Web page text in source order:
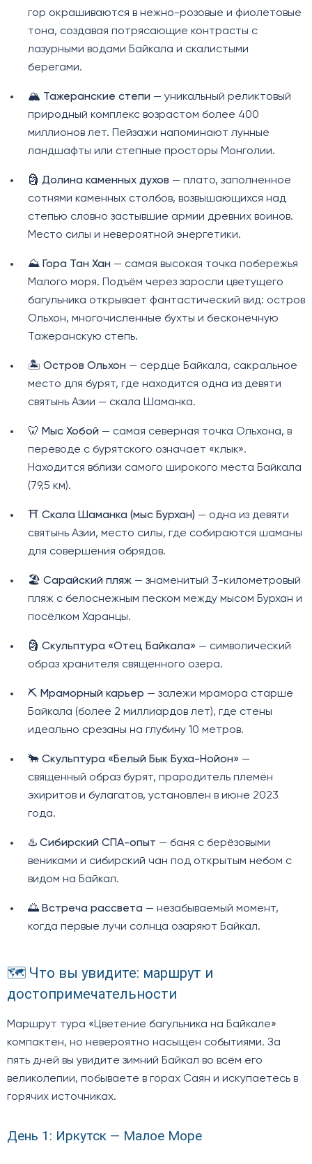
гор окрашиваются в нежно-розовые и фиолетовые
тона, создавая потрясающие контрасты с
лазурными водами Байкала и скалистыми
берегами.
🏔️ Тажеранские степи — уникальный реликтовый
природный комплекс возрастом более 400
миллионов лет. Пейзажи напоминают лунные
ландшафты или степные просторы Монголии.
🗿 Долина каменных духов — плато, заполненное
сотнями каменных столбов, возвышающихся над
степью словно застывшие армии древних воинов.
Место силы и невероятной энергетики.
⛰️ Гора Тан Хан — самая высокая точка побережья
Малого моря. Подъём через заросли цветущего
багульника открывает фантастический вид: остров
Ольхон, многочисленные бухты и бесконечную
Тажеранскую степь.
🏝️ Остров Ольхон — сердце Байкала, сакральное
место для бурят, где находится одна из девяти
святынь Азии — скала Шаманка.
🦷 Мыс Хобой — самая северная точка Ольхона, в
переводе с бурятского означает «клык».
Находится вблизи самого широкого места Байкала
(79,5 км).
⛩️ Скала Шаманка (мыс Бурхан) — одна из девяти
святынь Азии, место силы, где собираются шаманы
для совершения обрядов.
🏖️ Сарайский пляж— знаменитый 3-километровый
пляж с белоснежным песком между мысом Бурхан и
посёлком Харанцы.
🗿 Скульптура «Отец Байкала» — символический
образ хранителя священного озера.
⛏️ Мраморный карьер — залежи мрамора старше
Байкала (более 2 миллиардов лет), где стены
идеально срезаны на глубину 10 метров.
🐂 Скульптура «Белый Бык Буха-Нойон» —
священный образ бурят, прародитель племён
эхиритов и булагатов, установлен в июне 2023
года.
♨️ Сибирский СПА-опыт — баня с берёзовыми
вениками и сибирский чан под открытым небом с
видом на Байкал.
🌅 Встреча рассвета — незабываемый момент,
когда первые лучи солнца озаряют Байкал.
🗺️ Что вы увидите: маршрут и
достопримечательности
Маршрут тура «Цветение багульника на Байкале»
компактен, но невероятно насыщен событиями. За
пять дней вы увидите зимний Байкал во всём его
великолепии, побываете в горах Саян и искупаетесь в
горячих источниках.
День 1: Иркутск — Малое Море